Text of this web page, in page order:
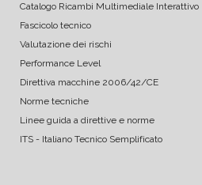
Catalogo Ricambi Multimediale Interattivo
Fascicolo tecnico
Valutazione dei rischi
Performance Level
Direttiva macchine 2006/42/CE
Norme tecniche
Linee guida a direttive e norme
ITS - Italiano Tecnico Semplificato